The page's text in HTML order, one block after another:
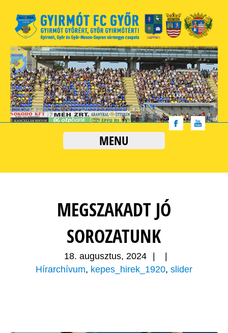
MENU
MEGSZAKADT JÓ
SOROZATUNK
18. augusztus, 2024
Hírarchívum, kepes_hirek_1920, slider